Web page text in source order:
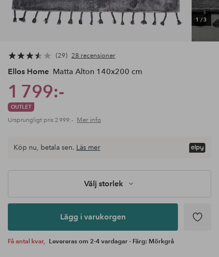
1 /3
29 28 recensioner
Ellos Home Matta Alton 140x200 cm
1 799:-
OUTLET
Ursprungligt pris 2 999:- Mer info
Lägg i
Köp nu, betala sen. Läs mer
Välj storlek
Lägg i varukorgen
Få antal kvar, Levereras om 2-4 vardagar - Färg: Mörkgrå